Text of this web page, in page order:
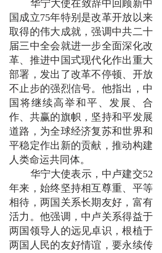
国成立75年特别是改革开放以来
取得的伟大成就，强调中共二十
届三中全会就进一步全面深化改
革、推进中国式现代化作出重大
部署，发出了改革不停顿、开放
不止步的强烈信号。他指出，中
国将继续高举和平、发展、合
作、共赢的旗帜，坚持和平发展
道路，为全球经济复苏和世界和
平稳定作出新的贡献，推动构建
人类命运共同体。
年来，始终坚持相互尊重、平等
相待，两国关系长期友好，富有
活力。他强调，中卢关系得益于
两国领导人的远见卓识，根植于
两国人民的友好情谊，要永续传